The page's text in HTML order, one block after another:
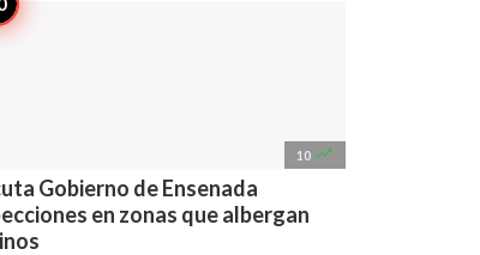
10 
Gobierno de Ensenada
en zonas que albergan